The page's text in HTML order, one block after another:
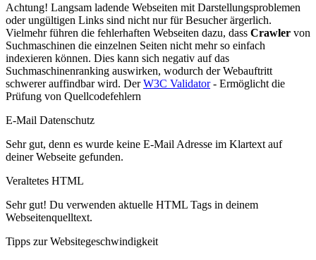
Achtung! Langsam ladende Webseiten mit Darstellungsproblemen
oder ungültigen Links sind nicht nur für Besucher ärgerlich.
Vielmehr führen die fehlerhaften Webseiten dazu, dass Crawler von
Suchmaschinen die einzelnen Seiten nicht mehr so einfach
indexieren können. Dies kann sich negativ auf das
Suchmaschinenranking auswirken, wodurch der Webauftritt
schwerer auffindbar wird. DerW3C Validator- Ermöglicht die
Prüfung von Quellcodefehlern
E-Mail Datenschutz
Sehr gut, denn es wurde keine E-Mail Adresse im Klartext auf
deiner Webseite gefunden.
Veraltetes HTML
Sehr gut! Du verwenden aktuelle HTML Tags in deinem
Webseitenquelltext.
Tipps zur Websitegeschwindigkeit